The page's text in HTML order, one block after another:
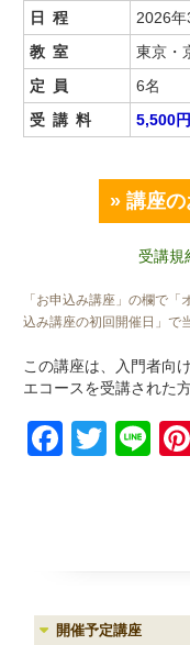
日程
2026
教室
東京・
定員
6名
受講料
5,500
» 講座
受講規
「お申込み講座」の欄で
込み講座の初回開催日」で
この講座は、入門者向
エコースを受講された
開催予定講座